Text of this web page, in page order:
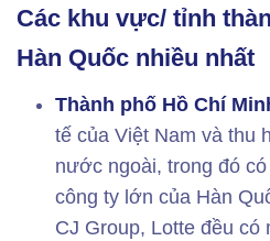
Các khu vực/ tỉnh
Hàn Quốc nhiều nhất
Thành phố Hồ Chí
tế của Việt Nam và thu
nước ngoài, trong đó
công ty lớn của Hàn
CJ Group, Lotte đều có